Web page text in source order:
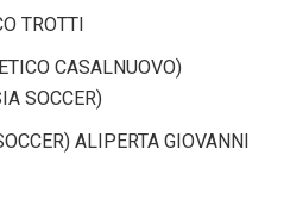
TROTTI
CASALNUOVO)
SOCCER)
ALIPERTA GIOVANNI